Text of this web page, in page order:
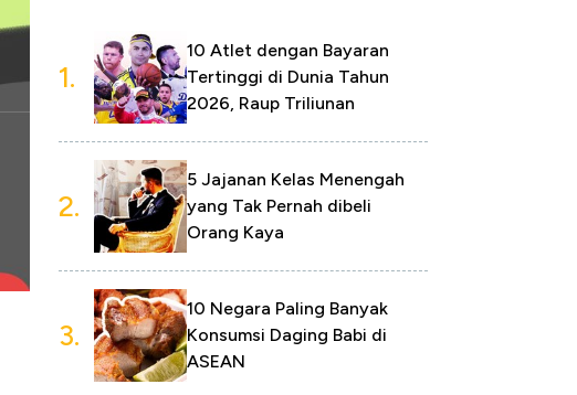
1.
10 Atlet dengan Bayaran
Tertinggi di Dunia Tahun
2026, Raup Triliunan
2.
5 Jajanan Kelas Menengah
yang Tak Pernah dibeli
Orang Kaya
3.
10 Negara Paling Banyak
Konsumsi Daging Babi di
ASEAN